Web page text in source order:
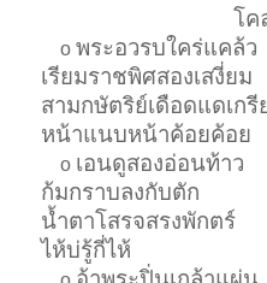
โค
o พระอวรบใคร่แคล้ว
เรียมราชพิศสองเสงี่ยม
สามกษัตริย์เดือดแดเกรี
หน้าแนบหน้าค้อยค้อย
o เอนดูสองอ่อนท้าว
ก้มกราบลงกับตัก
น้ำตาโสรจสรงพักตร์
ไห้บ่รู้กี่ไห้